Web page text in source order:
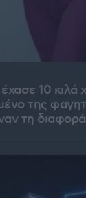
10 κιλά
της
τη διαφορά